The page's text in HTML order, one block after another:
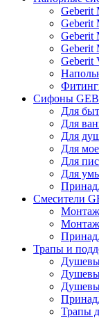
Geberit
Geberit
Geberit
Geberit
Geberit
Сифоны
Для
Для
Для
Для
Для
Для
Смесители
Монтаж
Монтаж
Трапы и
Трапы